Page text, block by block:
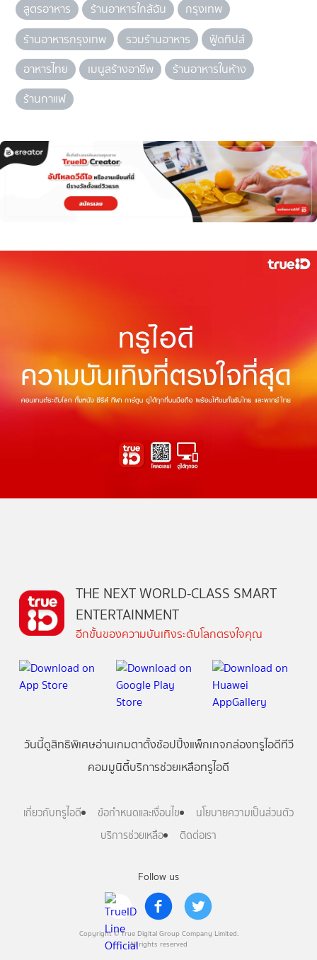
สูตรอาหาร ร้านอาหารใกล้ฉัน
กรุงเทพ
ร้านอาหารกรุงเทพ
รวมร้านอาหาร
ฟู้ดทิปส์
อาหารไทย
เมนูสร้างอาชีพ
ร้านอาหารในห้าง
ร้านกาแฟ
Follow us
Copyright © True Digital Group Company Limited.
All rights reserved
THE NEXT WORLD-CLASS SMART
ENTERTAINMENT
อีกขั้นของความบันเทิงระดับโลกตรงใจคุณ
วันนี้ดูสิทธิพิเศษอ่านเกมตาตั้งช้อปปิ้งแพ็กเกจกล่องทรูไอดีทีวี
คอมมูนิตี้บริการช่วยเหลือทรูไอดี
เกี่ยวกับทรูไอดี ข้อกำหนดและเงื่อนไข
นโยบายความเป็นส่วนตัว
บริการช่วยเหลือ
ติดต่อเรา